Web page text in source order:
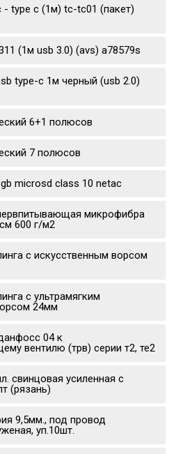
- type c (1м) tc-tc01 (пакет)
(1м usb 3.0) (avs) a78579s
type-c 1м черный (usb 2.0)
6+1 полюсов
7 полюсов
microsd class 10 netac
микрофибра
600 г/м2
с искусственным ворсом
с ультрамягким
24мм
04 к
вентилю (трв) серии т2, те2
свинцовая усиленная с
(рязань)
9,5мм., под провод
уп.10шт.